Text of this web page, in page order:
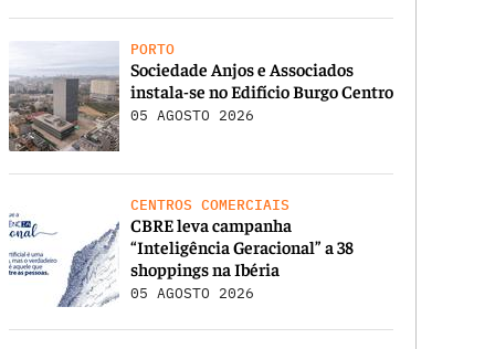
PORTO
Sociedade Anjos e Associados
instala-se no Edifício Burgo Centro
05 AGOSTO 2026
CENTROS COMERCIAIS
CBRE leva campanha
“Inteligência Geracional” a 38
shoppings na Ibéria
05 AGOSTO 2026